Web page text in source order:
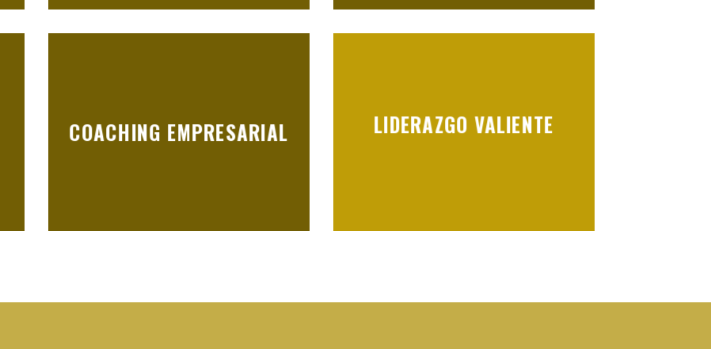
COACHING EMPRESARIAL LIDERAZGO VALIENTE